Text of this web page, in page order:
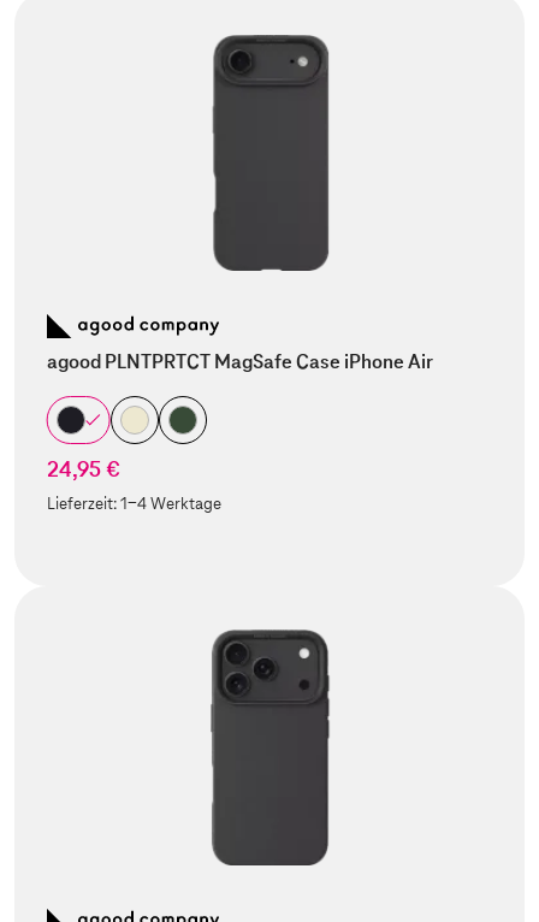
agood PLNTPRTCT MagSafe Case iPhone Air
24,95 €
Lieferzeit:1-4 Werktage